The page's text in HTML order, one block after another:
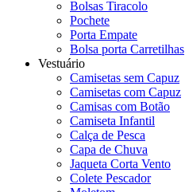
Bolsas Tiracolo
Pochete
Porta Empate
Bolsa porta Carretilhas
Vestuário
Camisetas sem Capuz
Camisetas com Capuz
Camisas com Botão
Camiseta Infantil
Calça de Pesca
Capa de Chuva
Jaqueta Corta Vento
Colete Pescador